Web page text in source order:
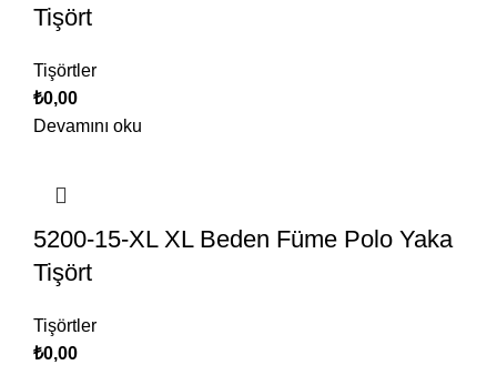
Tişört
Tişörtler
₺0,00
Devamını oku
5200-15-XL XL Beden Füme Polo Yaka
Tişört
Tişörtler
₺0,00